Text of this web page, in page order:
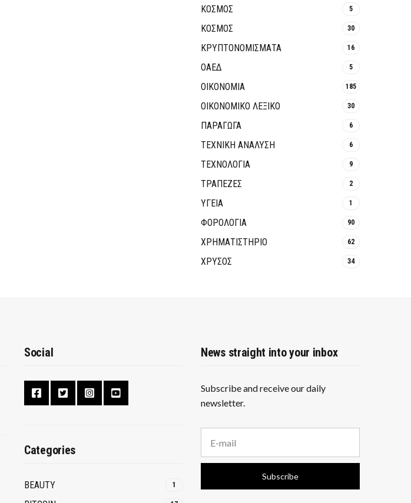
ΚΟΣΜΟΣ 5
ΚΟΣΜΟΣ 30
ΚΡΥΠΤΟΝΟΜΊΣΜΑΤΑ 16
ΟΑΕΔ 5
ΟΙΚΟΝΟΜΙΑ 185
ΟΙΚΟΝΟΜΙΚΟ ΛΕΞΙΚΟ 30
ΠΑΡΑΓΩΓΑ 6
ΤΕΧΝΙΚΗ ΑΝΑΛΥΣΗ 6
ΤΕΧΝΟΛΟΓΙΑ 9
ΤΡΆΠΕΖΕΣ 2
ΥΓΕΙΑ 1
ΦΟΡΟΛΟΓΙΑ 90
ΧΡΗΜΑΤΙΣΤΗΡΙΟ 62
ΧΡΥΣΟΣ 34
Social
Categories
BEAUTY 1
News straight into your inbox
Subscribe and receive our daily
newsletter.
a
i
a
Subscribe